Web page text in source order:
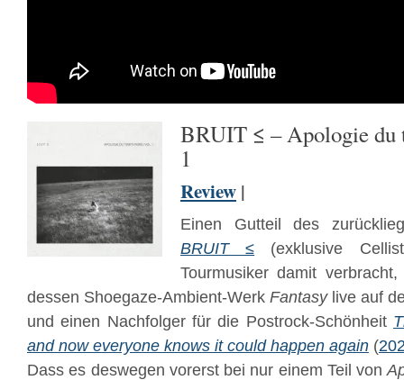
BRUIT ≤ – Apologie du
1
Review |
Einen Gutteil des
BRUIT ≤ (exklusive
Tourmusiker damit
dessen Shoegaze-Ambient-Werk Fantasylive auf
und einen Nachfolger für die Postrock-Schönheit
and now everyone knows it could happen again (
Dass es deswegen vorerst bei nur einem Teil von